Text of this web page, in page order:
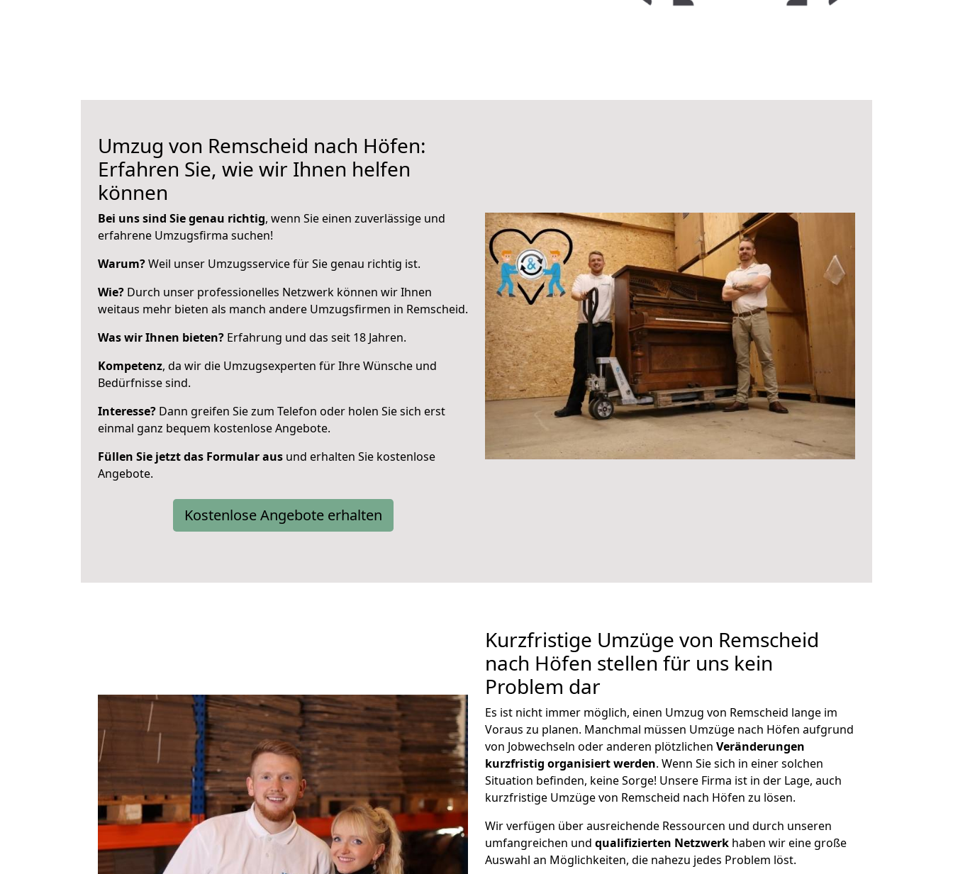
Umzug von Remscheid nach Höfen:
Erfahren Sie, wie wir Ihnen helfen
können
Bei uns sind Sie genau richtig, wenn Sie einen zuverlässige und
erfahrene Umzugsfirma suchen!
Warum?Weil unser Umzugsservice für Sie genau richtig ist.
Wie? Durch unser professionelles Netzwerk können wir Ihnen
weitaus mehr bieten als manch andere Umzugsfirmen in Remscheid.
Was wir Ihnen bieten? Erfahrung und das seit 18 Jahren.
Kompetenz, da wir die Umzugsexperten für Ihre Wünsche und
Bedürfnisse sind.
Interesse? Dann greifen Sie zum Telefon oder holen Sie sich erst
einmal ganz bequem kostenlose Angebote.
Füllen Sie jetzt das Formular aus und erhalten Sie kostenlose
Angebote.
Kostenlose Angebote erhalten
Kurzfristige Umzüge von Remscheid
nach Höfen stellen für uns kein
Problem dar
Es ist nicht immer möglich, einen Umzug von Remscheid lange im
Voraus zu planen. Manchmal müssen Umzüge nach Höfen aufgrund
von Jobwechseln oder anderen plötzlichen Veränderungen
kurzfristig organisiert werden. Wenn Sie sich in einer solchen
Situation befinden, keine Sorge! Unsere Firma ist in der Lage, auch
kurzfristige Umzüge von Remscheid nach Höfen zu lösen.
Wir verfügen über ausreichende Ressourcen und durch unseren
umfangreichen und qualifizierten Netzwerk haben wir eine große
Auswahl an Möglichkeiten, die nahezu jedes Problem löst.